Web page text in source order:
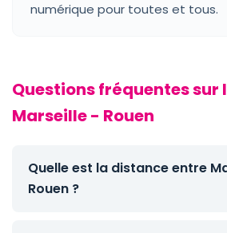
numérique pour toutes et tous.
Questions fréquentes sur
Marseille - Rouen
Quelle est la distance entre
Rouen ?